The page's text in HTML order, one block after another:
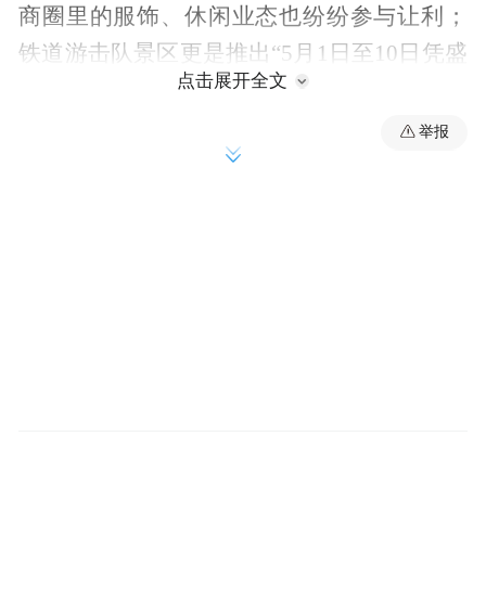
商圈里的服饰、休闲业态也纷纷参与让利；
铁道游击队景区更是推出“5月1日至10日凭盛
典门票免影视城大门票、实景演出半价”，台
儿庄古城也针对观演游客门票半价。与此同
时，“五一·戏游临山”沉浸式剧游、5条精品
点击展开全文
举报